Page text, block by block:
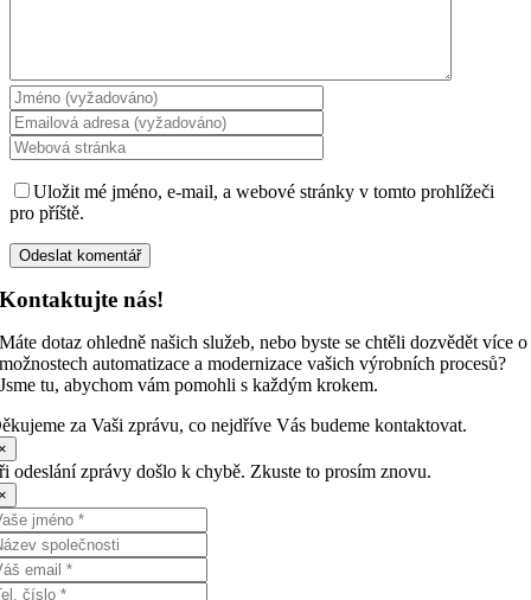
Uložit mé jméno, e-mail, a webové stránky v tomto prohlížeči
pro příště.
Kontaktujte nás!
Máte dotaz ohledně našich služeb, nebo byste se chtěli dozvědět více o
možnostech automatizace a modernizace vašich výrobních procesů?
Jsme tu, abychom vám pomohli s každým krokem.
za Vaši zprávu, co nejdříve Vás budeme kontaktovat.
odeslání zprávy došlo k chybě. Zkuste to prosím znovu.